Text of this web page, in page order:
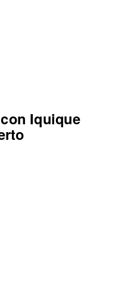
Iquique